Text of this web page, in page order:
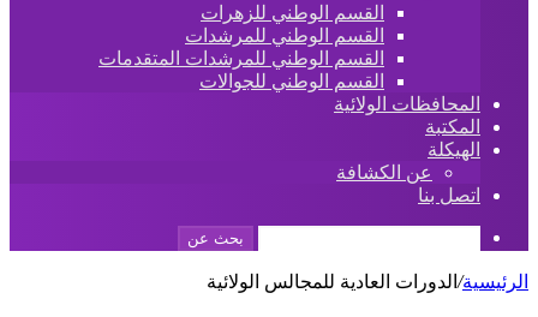
القسم الوطني للزهرات
القسم الوطني للمرشدات
القسم الوطني للمرشدات المتقدمات
القسم الوطني للجوالات
المحافظات الولائية
المكتبة
الهيكلة
عن الكشافة
اتصل بنا
بحث عن
الرئيسية/ الدورات العادية للمجالس الولائية